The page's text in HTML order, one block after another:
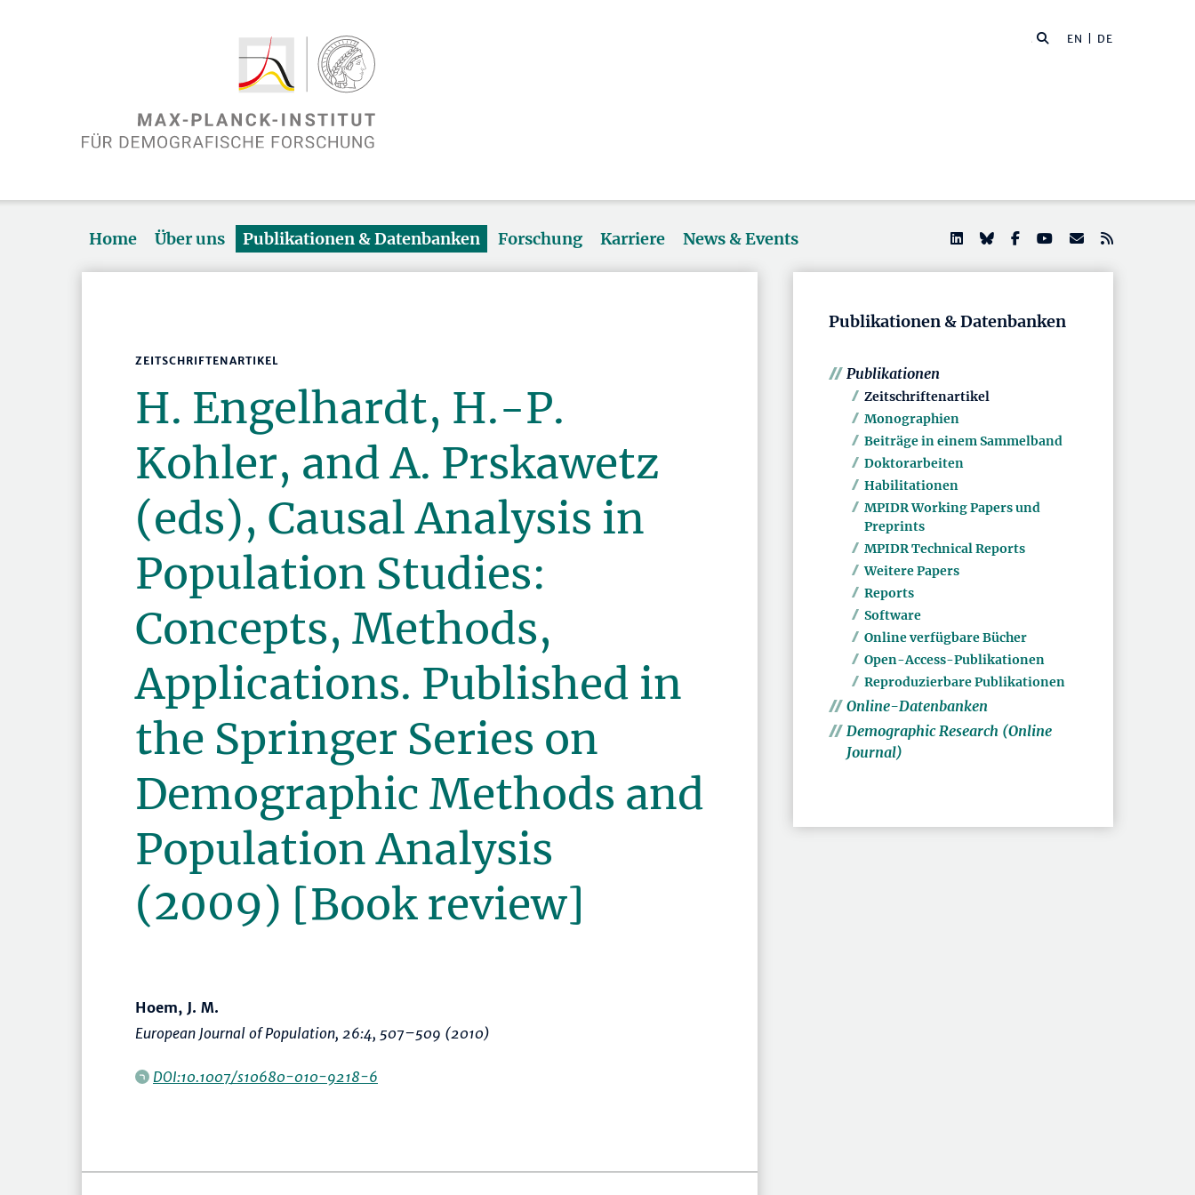
EN | DE
Home Über uns Publikationen & Datenbanken Forschung Karriere News & Events
ZEITSCHRIFTENARTIKEL
H. Engelhardt, H.-P.
Kohler, and A. Prskawetz
(eds), Causal Analysis in
Population Studies:
Concepts, Methods,
Applications. Published in
the Springer Series on
Demographic Methods and
Population Analysis
(2009) [Book review]
Hoem, J. M.
European Journal of Population, 26:4, 507–509 (2010)
DOI:10.1007/s10680-010-9218-6
Publikationen & Datenbanken
Publikationen
Zeitschriftenartikel
Monographien
Beiträge in einem Sammelband
Doktorarbeiten
Habilitationen
MPIDR Working Papers und
Preprints
MPIDR Technical Reports
Weitere Papers
Reports
Software
Online verfügbare Bücher
Open-Access-Publikationen
Reproduzierbare Publikationen
Online-Datenbanken
Demographic Research (Online
Journal)